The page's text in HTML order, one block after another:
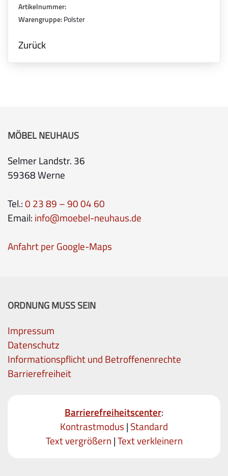
Artikelnummer:
Warengruppe:Polster
Zurück
MÖBEL NEUHAUS
Selmer Landstr. 36
59368 Werne
Tel.:0 23 89 – 90 04 60
Email: info@moebel-neuhaus.de
Anfahrt per Google-Maps
ORDNUNG MUSS SEIN
Impressum
Datenschutz
Informationspflicht und Betroffenenrechte
Barrierefreiheit
Barrierefreiheitscenter:
Kontrastmodus | Standard
Text vergrößern |Text verkleinern